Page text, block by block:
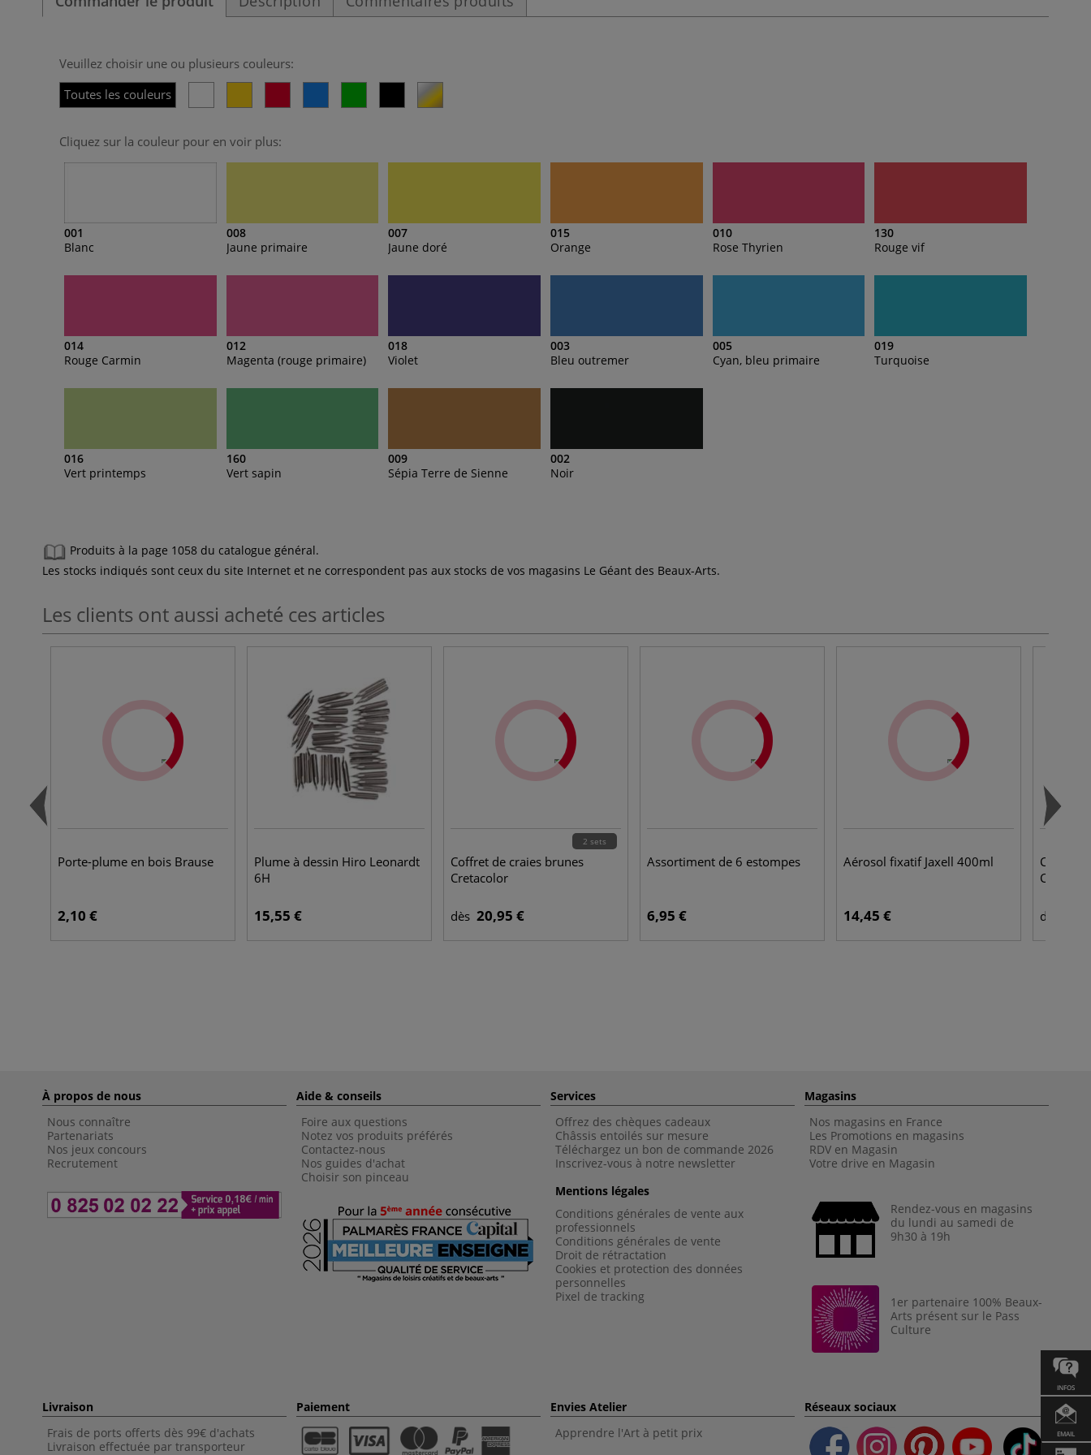
INFOS
EMAIL
Veuillez choisir une ou plusieurs couleurs:
Toutes les couleurs
Cliquez sur la couleur pour en voir plus:
001
Blanc
008
Jaune primaire
007
Jaune doré
015
Orange
010
Rose Thyrien
130
Rouge vif
014
Rouge Carmin
012
Magenta (rouge primaire)
018
Violet
003
Bleu outremer
005
Cyan, bleu primaire
019
Turquoise
016
Vert printemps
160
Vert sapin
009
Sépia Terre de Sienne
002
Noir
Produits à la page 1058 du catalogue général.
Les stocks indiqués sont ceux du site Internet et ne correspondent pas aux stocks de vos magasins Le Géant des Beaux-Arts.
Les clients ont aussi acheté ces articles
Porte-plume en bois Brause
2,10 €
Plume à dessin Hiro Leonardt
6H
15,55 €
2 sets
Coffret de craies brunes
Cretacolor
dès 20,95 €
Assortiment de 6 estompes
6,95 €
Aérosol fixatif Jaxell 400ml
14,45 €
Coffret
dès
À propos de nous
Nous connaître
Partenariats
Nos jeux concours
Recrutement
Aide & conseils
Foire aux questions
Notez vos produits préférés
Contactez-nous
Nos guides d'achat
Choisir son pinceau
Services
Offrez des chèques cadeaux
Châssis entoilés sur mesure
Téléchargez un bon de commande 2026
Inscrivez-vous à notre newsletter
Mentions légales
Conditions générales de vente aux
professionnels
Conditions générales de vente
Droit de rétractation
Cookies et protection des données
personnelles
Pixel de tracking
Magasins
Nos magasins en France
Les Promotions en magasins
RDV en Magasin
Votre drive en Magasin
Rendez-vous en magasins
du lundi au samedi de
9h30 à 19h
1er partenaire 100% Beaux-
Arts présent sur le Pass
Culture
Livraison
Frais de ports offerts dès 99€ d'achats
Livraison effectuée par transporteur
Paiement
Envies Atelier
Apprendre l'Art à petit prix
Réseaux sociaux